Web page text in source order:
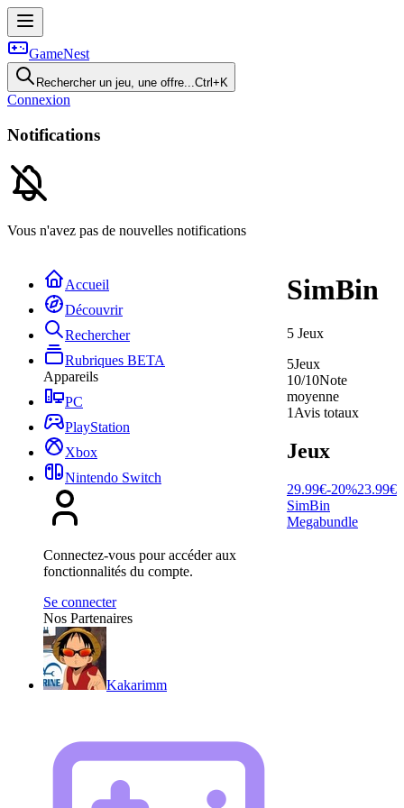
GameNest
Rechercher un jeu, une offre...Ctrl+K
Connexion
Notifications
Vous n'avez pas de nouvelles notifications
Accueil
Découvrir
Rechercher
Rubriques BETA
Appareils
PC
PlayStation
Xbox
Nintendo Switch
Connectez-vous pour accéder aux
fonctionnalités du compte.
Se connecter
Nos Partenaires
Kakarimm
SimBin
5 Jeux
5Jeux
10/10Note
moyenne
1 Avis totaux
Jeux
29.99€-20%23.99€
SimBin
Megabundle